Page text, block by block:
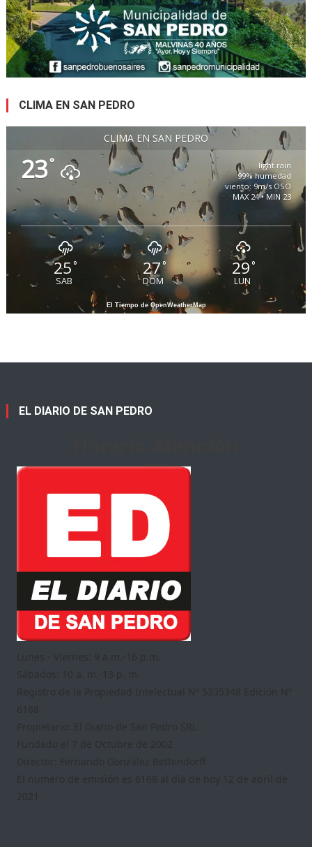
CLIMA EN SAN PEDRO
CLIMA EN SAN PEDRO
23°
light rain
99% humedad
viento: 9m/s OSO
MAX 24 • MIN 23
25°
SAB
27 °
DOM
29°
LUN
El Tiempo de OpenWeatherMap
EL DIARIO DE SAN PEDRO
Lunes - Viernes: 9 a.m.-16 p.m.
Sábados: 10 a. m.-13 p. m.
Registro de la Propiedad Intelectual Nº 5335348 Edición Nº
6168
Propietario: El Diario de San Pedro SRL.
Fundado el 7 de Octubre de 2002
Director: Fernando González Bettendorff
El numero de emisión es 6168 al día de hoy 12 de abril de
2021